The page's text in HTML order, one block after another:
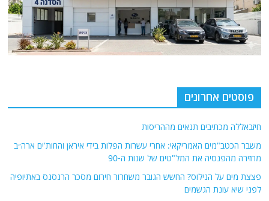
פוסטים אחרונים
חיזבאללה מכתיבים תנאים מההריסות
משבר הכטב"מים האמריקאי: אחרי עשרות הפלות בידי איראן והחות'ים ארה״ב
מחזירה מהפנסיה את המל"טים של שנות ה-90
פצצת מים על הנילוס? החשש הגובר משחרור חירום מסכר הרנסנס באתיופיה
לפני שיא עונת הגשמים